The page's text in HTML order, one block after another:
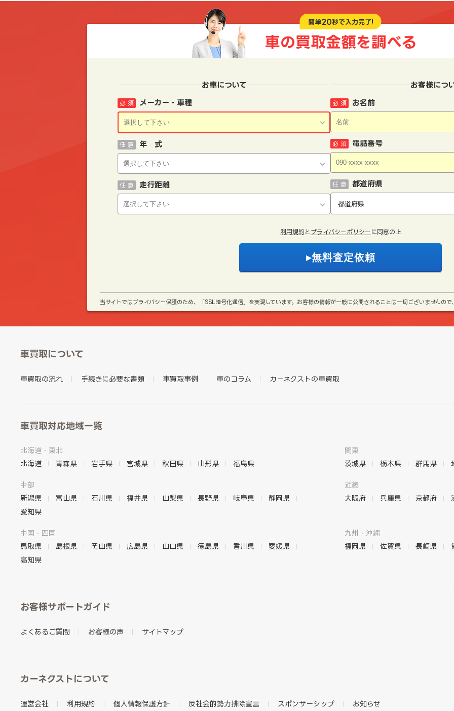
簡単20秒で入力完了!
車の買取金額を調べる
お車について
メーカー・車種
必 須
年 式
任 意
走行距離
任 意
お客様につ
お名前
必 須
電話番号
必 須
都道府県
任 意
利用規約 と プライバシーポリシー に同意の上
当サイトではプライバシー保護のため、「SSL暗号化通信」を実現しています。お客様の情報が一般に公開されることは一切ございませんの
車買取について
車買取の流れ 手続きに必要な書類 車買取事例 車のコラム カーネクストの車買取
車買取対応地域一覧
北海道・東北
北海道
青森県 岩手県 宮城県 秋田県 山形県 福島県
関東
茨城県
栃木県 群馬県
中部
新潟県
富山県 石川県 福井県 山梨県 長野県 岐阜県
静岡県
愛知県
近畿
大阪府
兵庫県 京都府
中国・四国
鳥取県
島根県 岡山県 広島県 山口県 徳島県 香川県
愛媛県
高知県
九州・沖縄
福岡県
佐賀県 長崎県
お客様サポートガイド
よくあるご質問 お客様の声 サイトマップ
カーネクストについて
運営会社 利用規約 個人情報保護方針 反社会的勢力排除宣言 スポンサーシップ お知らせ